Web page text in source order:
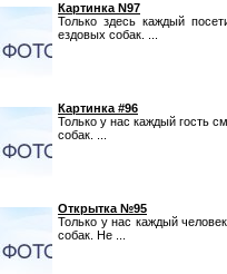
Картинка N97
Только здесь каждый
ездовых собак. ...
Картинка #96
Только у нас каждый гость
собак. ...
Открытка №95
Только у нас каждый
собак. Не ...